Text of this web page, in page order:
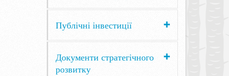
Публічні інвестиції
Документи стратегічного
розвитку